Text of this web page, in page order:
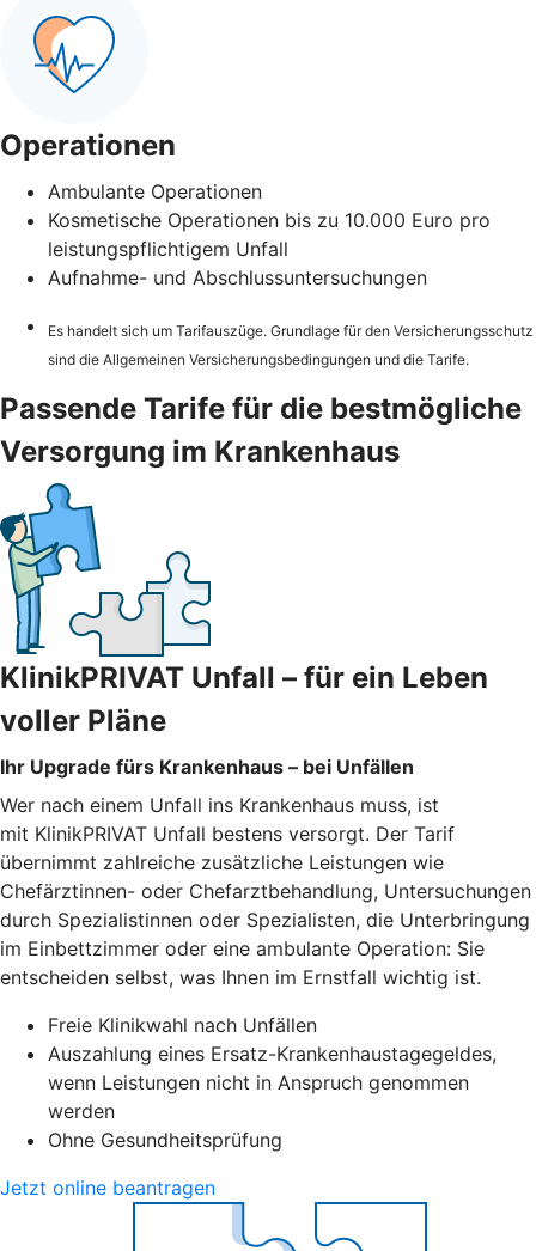
Operationen
Ambulante Operationen
Kosmetische Operationen bis zu 10.000 Euro pro
leistungspflichtigem Unfall
Aufnahme- und Abschlussuntersuchungen
Es handelt sich um Tarifauszüge. Grundlage für den Versicherungsschutz
sind die Allgemeinen Versicherungsbedingungen und die Tarife.
Passende Tarife für die bestmögliche
Versorgung im Krankenhaus
KlinikPRIVAT Unfall – für ein Leben
voller Pläne
Ihr Upgrade fürs Krankenhaus – bei Unfällen
Wer nach einem Unfall ins Krankenhaus muss, ist
mit KlinikPRIVAT Unfall bestens versorgt. Der Tarif
übernimmt zahlreiche zusätzliche Leistungen wie
Chefärztinnen- oder Chefarztbehandlung, Untersuchungen
durch Spezialistinnen oder Spezialisten, die Unterbringung
im Einbettzimmer oder eine ambulante Operation: Sie
entscheiden selbst, was Ihnen im Ernstfall wichtig ist.
Freie Klinikwahl nach Unfällen
Auszahlung eines Ersatz-Krankenhaustagegeldes,
wenn Leistungen nicht in Anspruch genommen
werden
Ohne Gesundheitsprüfung
Jetzt online beantragen